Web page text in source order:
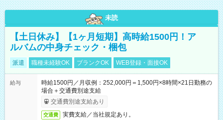
未読
【土日休み】【1ヶ月短期】高時給1500円！ア
ルバムの中身チェック・梱包
派遣 職種未経験OK ブランクOK WEB登録・面接OK
給与
時給1500円／月収例：252,000円＝1,500円×8時間×21日勤務の
場合＋交通費別途支給
交通費別途支給あり
交通費 実費支給／当社規定あり。